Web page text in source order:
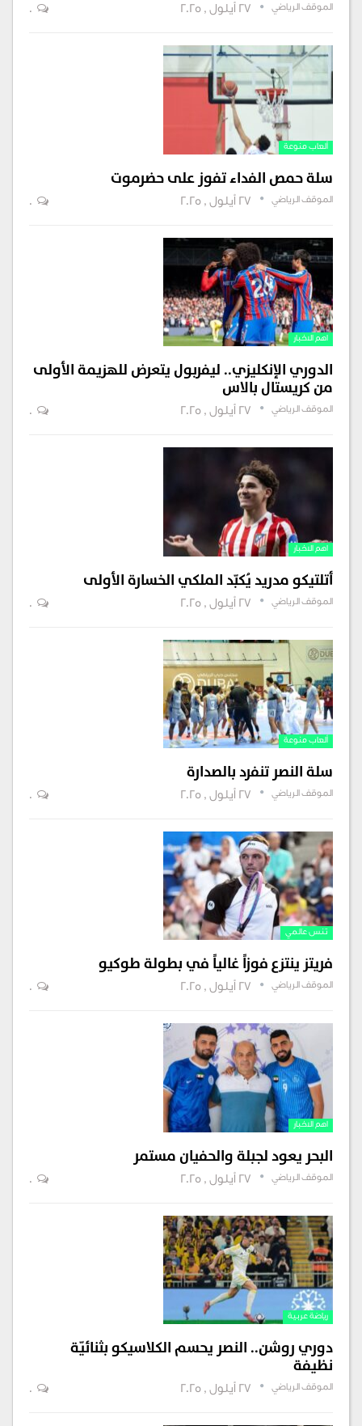
الموقف الرياضي 27 أيلول , 2025 0
ألعاب منوعة
سلة حمص الفداء تفوز على حضرموت
الموقف الرياضي 27 أيلول , 2025 0
اهم الاخبار
الدوري الإنكليزي.. ليفربول يتعرض للهزيمة الأولى
من كريستال بالاس
الموقف الرياضي 27 أيلول , 2025 0
اهم الاخبار
أتلتيكو مدريد يُكبّد الملكي الخسارة الأولى
الموقف الرياضي 27 أيلول , 2025 0
ألعاب منوعة
سلة النصر تنفرد بالصدارة
الموقف الرياضي 27 أيلول , 2025 0
تنس عالمي
فريتز ينتزع فوزاً غالياً في بطولة طوكيو
الموقف الرياضي 27 أيلول , 2025 0
اهم الاخبار
البحر يعود لجبلة والحفيان مستمر
الموقف الرياضي 27 أيلول , 2025 0
رياضة عربية
دوري روشن.. النصر يحسم الكلاسيكو بثنائيّة
نظيفة
الموقف الرياضي 27 أيلول , 2025 0